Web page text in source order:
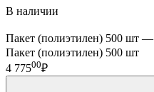
В наличии
Пакет (полиэтилен) 500 шт —
Пакет (полиэтилен) 500 шт
4 77500₽